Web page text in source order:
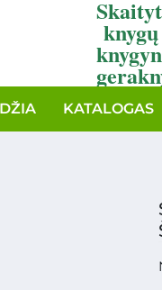
knygų
KATALOGAS